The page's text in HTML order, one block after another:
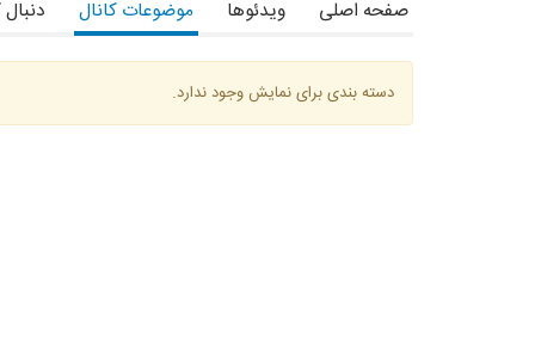
صفحه اصلی ویدئوها موضوعات کانال
دسته بندی برای نمایش وجود ندارد.